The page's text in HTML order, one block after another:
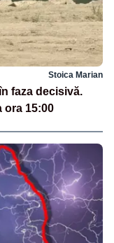
Stoica Marian
faza decisivă.
ora 15:00